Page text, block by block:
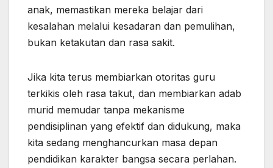
anak, memastikan mereka belajar dari
kesalahan melalui kesadaran dan pemulihan,
bukan ketakutan dan rasa sakit.
Jika kita terus membiarkan otoritas guru
terkikis oleh rasa takut, dan membiarkan adab
murid memudar tanpa mekanisme
pendisiplinan yang efektif dan didukung, maka
kita sedang menghancurkan masa depan
pendidikan karakter bangsa secara perlahan.